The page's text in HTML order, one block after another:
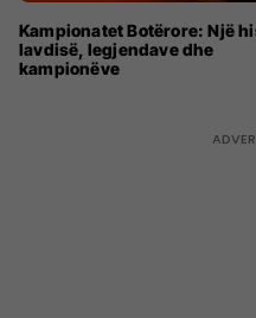
Kampionatet Botërore: Një
lavdisë, legjendave dhe
kampionëve